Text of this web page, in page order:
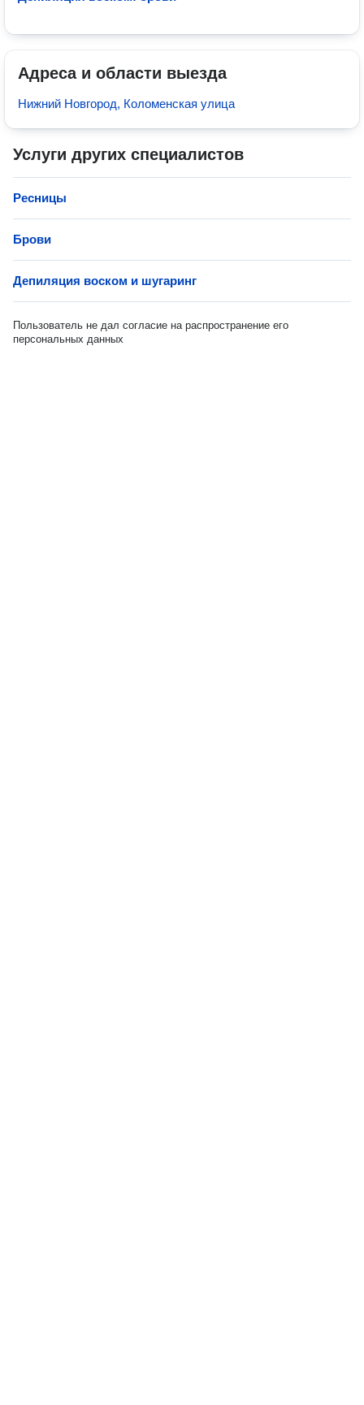
Адреса и области выезда
Нижний Новгород, Коломенская улица
Услуги других специалистов
Ресницы
Брови
Депиляция воском и шугаринг
Пользователь не дал согласие на распространение его
персональных данных